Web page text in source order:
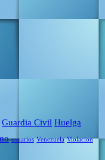
Guardia Civil Huelga
usuarios Venezuela Violacion